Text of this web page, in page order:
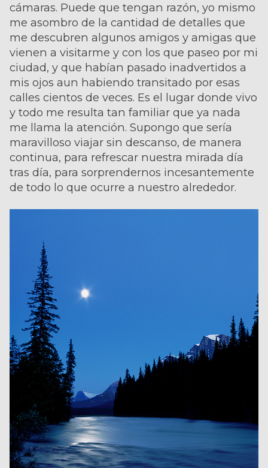
cámaras. Puede que tengan razón, yo mismo
me asombro de la cantidad de detalles que
me descubren algunos amigos y amigas que
vienen a visitarme y con los que paseo por mi
ciudad, y que habían pasado inadvertidos a
mis ojos aun habiendo transitado por esas
calles cientos de veces. Es el lugar donde vivo
y todo me resulta tan familiar que ya nada
me llama la atención. Supongo que sería
maravilloso viajar sin descanso, de manera
continua, para refrescar nuestra mirada día
tras día, para sorprendernos incesantemente
de todo lo que ocurre a nuestro alrededor.